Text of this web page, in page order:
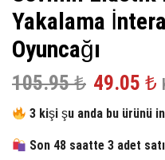
Yakalama
Oyuncağı
105.95₺ Orijinal
fiyat:
105.95
49.05 ₺
3 kişi şu anda bu ürünü
Son 48 saatte 3 adet